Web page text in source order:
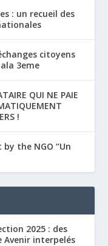
: un recueil des
citoyens
3eme
QUI NE PAIE
!
by the NGO “Un
2025 : des
Avenir interpelés